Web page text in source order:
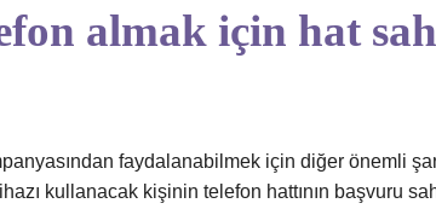
almak için hat
faydalanabilmek için diğer önemli
kullanacak kişinin telefon hattının başvuru